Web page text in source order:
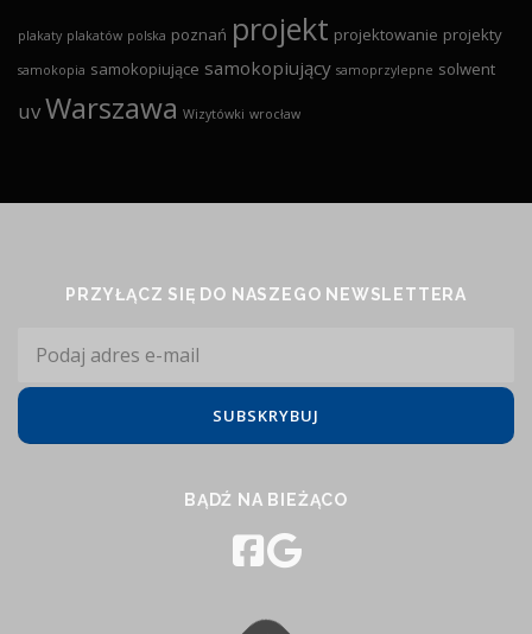
plakaty plakatów polska poznań projekt projektowanie projekty
samokopia samokopiujące samokopiujący samoprzylepne solwent
uvWarszawa Wizytówki wrocław
PRZYŁĄCZ SIĘ DO NASZEGO NEWSLETTERA
BĄDŹ NA BIEŻĄCO